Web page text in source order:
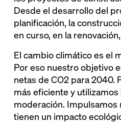
Desde el desarrollo del
planificación, la
en curso, en la
El cambio climático es el
Por eso nuestro objetivo
netas de CO2 para 2040.
más eficiente y
moderación.
tienen un impacto